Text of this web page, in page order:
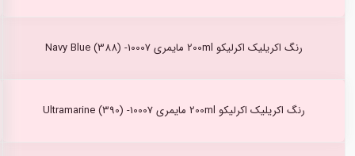
رنگ اکریلیک اکرلیکو 200ml مایمری Navy Blue (388) -10007
رنگ اکریلیک اکرلیکو 200ml مایمری Ultramarine (390) -10007